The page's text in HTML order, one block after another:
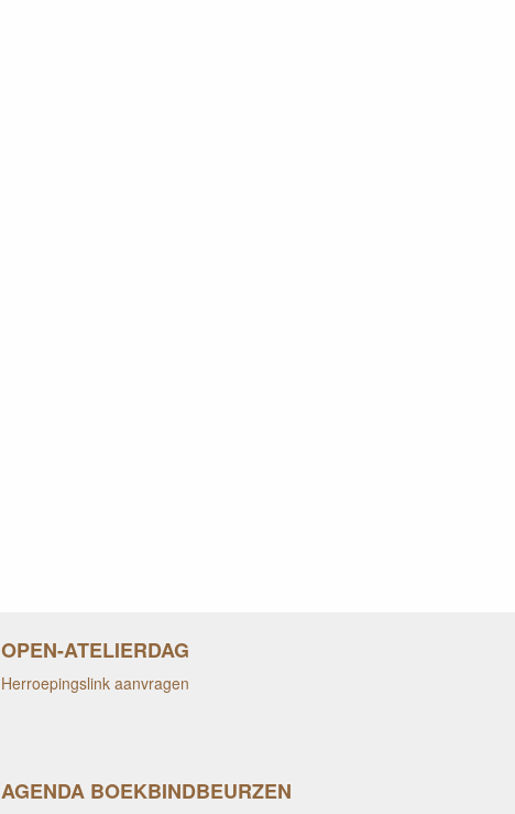
OPEN-ATELIERDAG
Herroepingslink aanvragen
AGENDA BOEKBINDBEURZEN